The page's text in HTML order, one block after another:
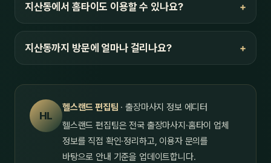
지산동에서 홈타이도 이용할 수 있나요?
지산동까지 방문에 얼마나 걸리나요?
HL
헬스랜드 편집팀 · 출장마사지 정보 에디터
헬스랜드 편집팀은 전국 출장마사지·홈타이 업체
정보를 직접 확인·정리하고, 이용자 문의를
바탕으로 안내 기준을 업데이트합니다.